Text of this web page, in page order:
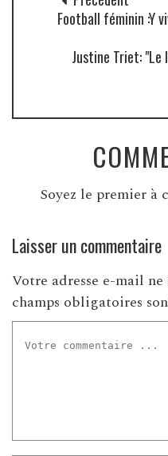
Football féminin :Y
Justine Triet:
Soyez le premier à
Laisser un commentaire
Votre adresse e-mail ne
champs obligatoires